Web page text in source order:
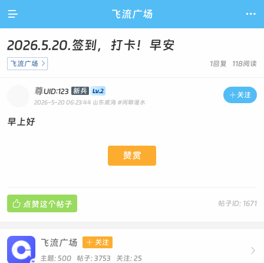
 飞流广场 
2026.5.20.签到，打卡！早安
1回复 118阅读
飞流广场 
 关注
尊UID:123 新兵
2026-5-20 06:23:44 山东威海 #闲聊灌水
早上好
赞赏
帖子ID: 1671
 点赞这个帖子

飞流广场  关注
主题: 500 帖子: 3753 关注: 25